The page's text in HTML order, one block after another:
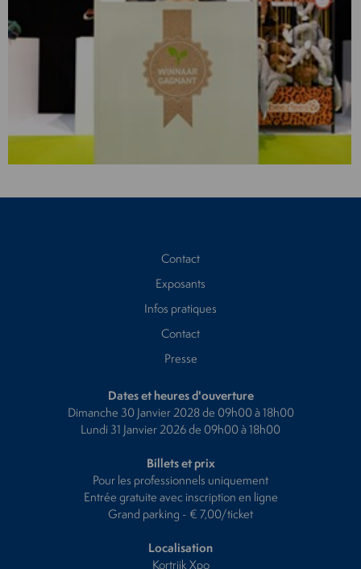
Contact
Exposants
Infos pratiques
Contact
Presse
Dates et heures d'ouverture
Dimanche 30 Janvier 2028 de 09h00 à 18h00
Lundi 31 Janvier 2026 de 09h00 à 18h00
Billets et prix
Pour les professionnels uniquement
Entrée gratuite avec inscription en ligne
Grand parking - € 7,00/ticket
Localisation
Kortrijk Xpo